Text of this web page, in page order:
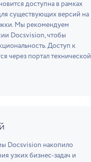
доступна в рамках
существующих версий на
Мы рекомендуем
Docsvision, чтобы
Доступ к
через портал технической
Docsvision накопило
узких бизнес-задач и